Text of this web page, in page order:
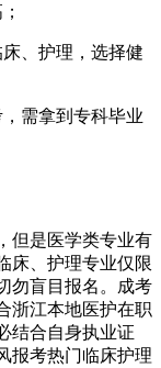
、护理，选择健
需拿到专科毕业
但是医学类专业有
床、护理专业仅限
勿盲目报名。成考
浙江本地医护在职
结合自身执业证
报考热门临床护理